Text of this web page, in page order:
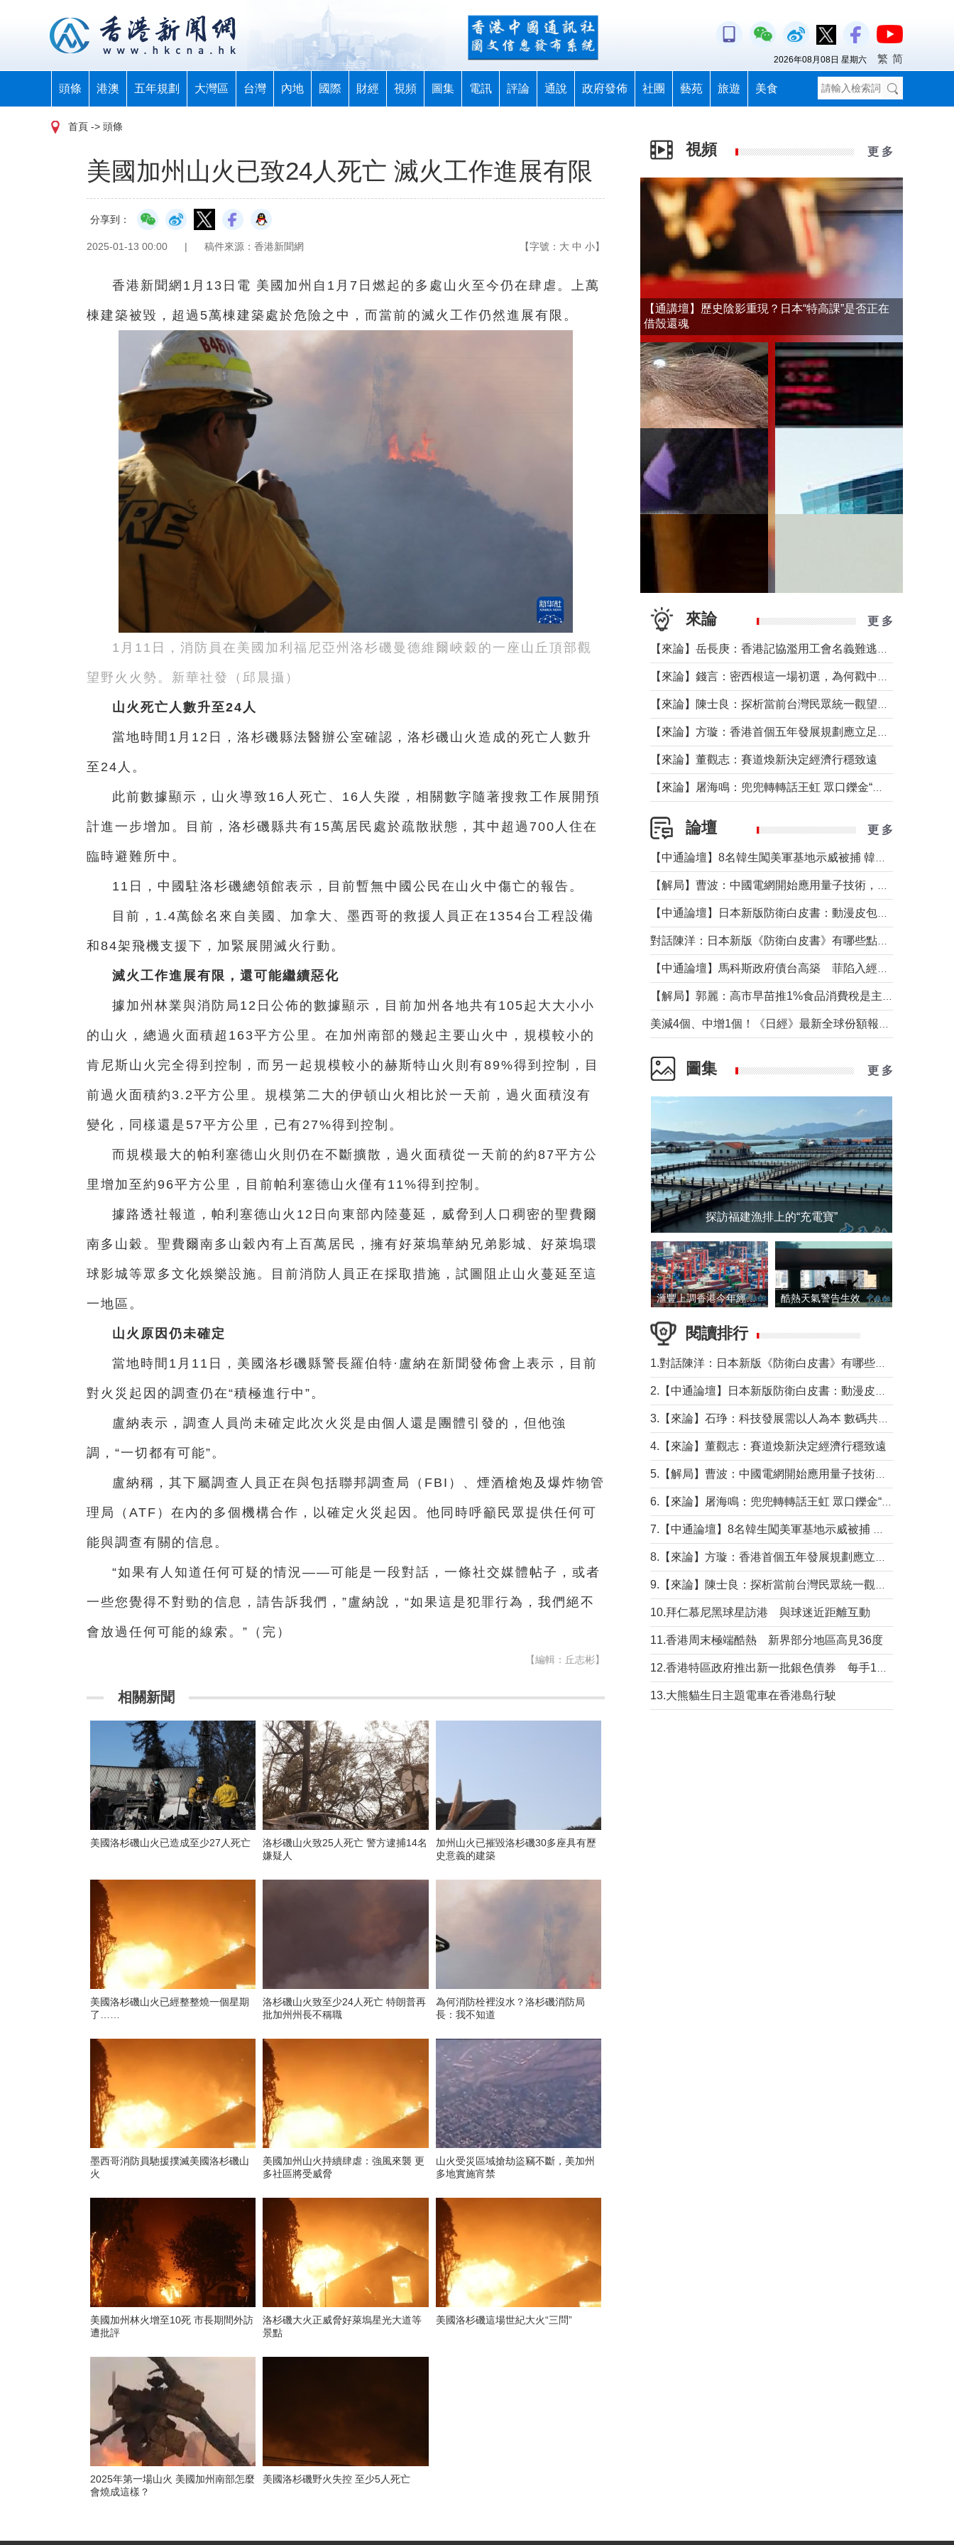
頭條 港澳 五年規劃 大灣區 台灣 內地 國際 財經 視頻 圖集 電訊 評論 通說 政府發佈 社團 藝苑 旅遊 美食
2026年08月08日 星期六 繁 简
首頁 -> 頭條
美國加州山火已致24人死亡 滅火工作進展有限
分享到：
2025-01-13 00:00 | 稿件來源：香港新聞網 【字號： 大 中 小】
香港新聞網1月13日電 美國加州自1月7日燃起的多處山火至今仍在肆虐。上萬
棟建築被毀，超過5萬棟建築處於危險之中，而當前的滅火工作仍然進展有限。
1月11日，消防員在美國加利福尼亞州洛杉磯曼德維爾峽穀的一座山丘頂部觀
望野火火勢。新華社發（邱晨攝）
山火死亡人數升至24人
當地時間1月12日，洛杉磯縣法醫辦公室確認，洛杉磯山火造成的死亡人數升
至24人。
此前數據顯示，山火導致16人死亡、16人失蹤，相關數字隨著搜救工作展開預
計進一步增加。目前，洛杉磯縣共有15萬居民處於疏散狀態，其中超過700人住在
臨時避難所中。
11日，中國駐洛杉磯總領館表示，目前暫無中國公民在山火中傷亡的報告。
目前，1.4萬餘名來自美國、加拿大、墨西哥的救援人員正在1354台工程設備
和84架飛機支援下，加緊展開滅火行動。
滅火工作進展有限，還可能繼續惡化
據加州林業與消防局12日公佈的數據顯示，目前加州各地共有105起大大小小
的山火，總過火面積超163平方公里。在加州南部的幾起主要山火中，規模較小的
肯尼斯山火完全得到控制，而另一起規模較小的赫斯特山火則有89%得到控制，目
前過火面積約3.2平方公里。規模第二大的伊頓山火相比於一天前，過火面積沒有
變化，同樣還是57平方公里，已有27%得到控制。
而規模最大的帕利塞德山火則仍在不斷擴散，過火面積從一天前的約87平方公
里增加至約96平方公里，目前帕利塞德山火僅有11%得到控制。
據路透社報道，帕利塞德山火12日向東部內陸蔓延，威脅到人口稠密的聖費爾
南多山穀。聖費爾南多山穀內有上百萬居民，擁有好萊塢華納兄弟影城、好萊塢環
球影城等眾多文化娛樂設施。目前消防人員正在採取措施，試圖阻止山火蔓延至這
一地區。
山火原因仍未確定
當地時間1月11日，美國洛杉磯縣警長羅伯特·盧納在新聞發佈會上表示，目前
對火災起因的調查仍在“積極進行中”。
盧納表示，調查人員尚未確定此次火災是由個人還是團體引發的，但他強
調，“一切都有可能”。
盧納稱，其下屬調查人員正在與包括聯邦調查局（FBI）、煙酒槍炮及爆炸物管
理局（ATF）在內的多個機構合作，以確定火災起因。他同時呼籲民眾提供任何可
能與調查有關的信息。
“如果有人知道任何可疑的情況——可能是一段對話，一條社交媒體帖子，或者
一些您覺得不對勁的信息，請告訴我們，”盧納說，“如果這是犯罪行為，我們絕不
會放過任何可能的線索。”（完）
【編輯：丘志彬】
相關新聞
美國洛杉磯山火已造成至少27人死亡
洛杉磯山火致25人死亡 警方逮捕14名
嫌疑人
加州山火已摧毀洛杉磯30多座具有歷
史意義的建築
美國洛杉磯山火已經整整燒一個星期
了……
洛杉磯山火致至少24人死亡 特朗普再
批加州州長不稱職
為何消防栓裡沒水？洛杉磯消防局
長：我不知道
墨西哥消防員馳援撲滅美國洛杉磯山
火
美國加州山火持續肆虐：強風來襲 更
多社區將受威脅
山火受災區域搶劫盜竊不斷，美加州
多地實施宵禁
美國加州林火增至10死 市長期間外訪
遭批評
洛杉磯大火正威脅好萊塢星光大道等
景點
美國洛杉磯這場世紀大火“三問”
2025年第一場山火 美國加州南部怎麼
會燒成這樣？
美國洛杉磯野火失控 至少5人死亡
視頻 更 多
【通講壇】歷史陰影重現？日本“特高課”是否正在
借殼還魂
來論 更 多
【來論】董觀志：賽道煥新決定經濟行穩致遠
論壇 更 多
圖集 更 多
探訪福建漁排上的“充電寶”
滙豐上調香港今年經濟增長預測至4.5% 酷熱天氣警告生效 本港高溫持續至下周
閱讀排行
4.【來論】董觀志：賽道煥新決定經濟行穩致遠
10.拜仁慕尼黑球星訪港 與球迷近距離互動
11.香港周末極端酷熱 新界部分地區高見36度
13.大熊貓生日主題電車在香港島行駛